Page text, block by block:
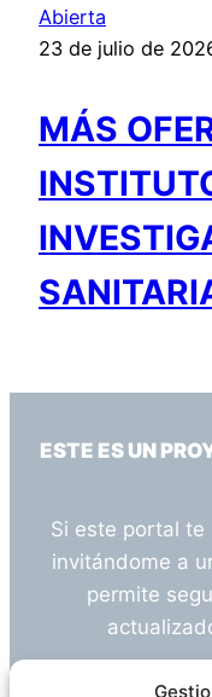
Abierta
23 de julio de
MÁS
ESTE ES UN
Si este portal te
invitándome a
permite
¿Tienes alguna